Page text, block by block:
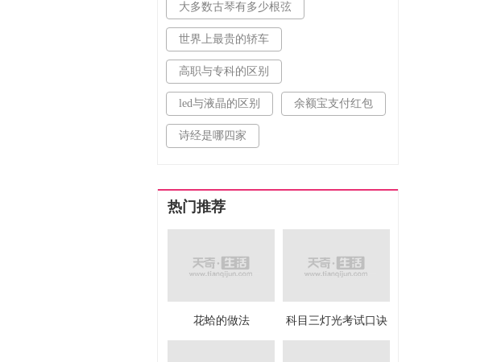
大多数古琴有多少根弦
世界上最贵的轿车
高职与专科的区别
led与液晶的区别 余额宝支付红包
诗经是哪四家
热门推荐
花蛤的做法 科目三灯光考试口诀